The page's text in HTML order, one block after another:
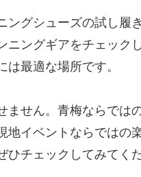
ングシューズの試し履
ニングギアをチェック
最適な場所です。
ません。青梅ならでは
地イベントならではの
チェックしてみてくだ